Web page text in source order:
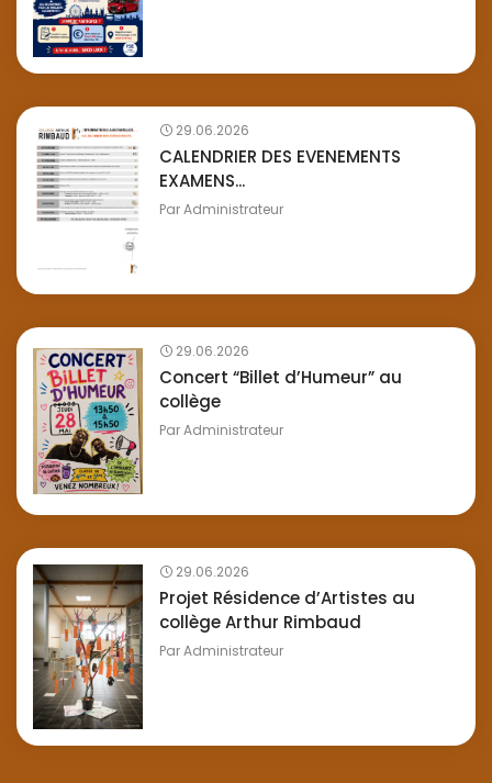
29.06.2026
CALENDRIER DES EVENEMENTS
EXAMENS...
ParAdministrateur
29.06.2026
Concert “Billet d’Humeur” au
collège
ParAdministrateur
29.06.2026
Projet Résidence d’Artistes au
collège Arthur Rimbaud
ParAdministrateur